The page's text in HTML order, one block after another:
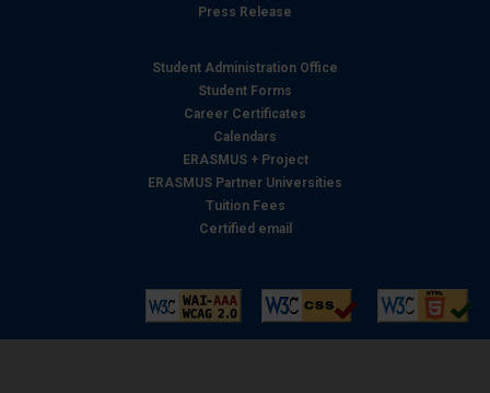
Press Release
Student Administration Office
Student Forms
Career Certificates
Calendars
ERASMUS + Project
ERASMUS Partner Universities
Tuition Fees
Certified email